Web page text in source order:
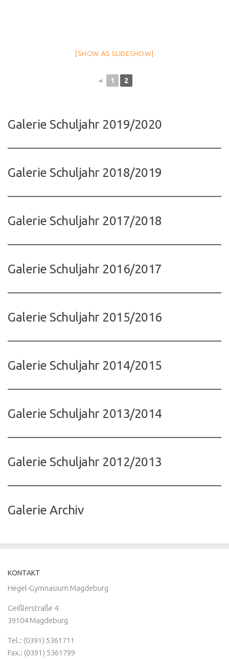
[SHOW AS SLIDESHOW]
◄ 1 2
Galerie Schuljahr 2019/2020
Galerie Schuljahr 2018/2019
Galerie Schuljahr 2017/2018
Galerie Schuljahr 2016/2017
Galerie Schuljahr 2015/2016
Galerie Schuljahr 2014/2015
Galerie Schuljahr 2013/2014
Galerie Schuljahr 2012/2013
Galerie Archiv
KONTAKT
Hegel-Gymnasium Magdeburg
Geißlerstraße 4
39104 Magdeburg
Tel.: (0391) 5361711
Fax.: (0391) 5361799